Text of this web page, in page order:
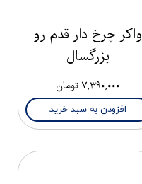
واکر چرخ دار قدم رو
بزرگسال
۷,۳۹۰,۰۰۰ تومان
افزودن به سبد خرید